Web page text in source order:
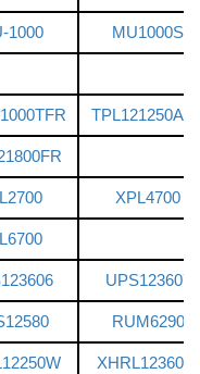
1000 MU1000S
XPL4700
UPS123607
RUM6290
XHRL12360W